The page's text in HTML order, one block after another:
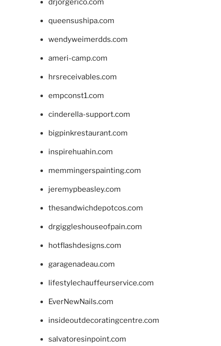
drjorgerico.com
queensushipa.com
wendyweimerdds.com
ameri-camp.com
hrsreceivables.com
empconst1.com
cinderella-support.com
bigpinkrestaurant.com
inspirehuahin.com
memmingerspainting.com
jeremypbeasley.com
thesandwichdepotcos.com
drgiggleshouseofpain.com
hotflashdesigns.com
garagenadeau.com
lifestylechauffeurservice.com
EverNewNails.com
insideoutdecoratingcentre.com
salvatoresinpoint.com